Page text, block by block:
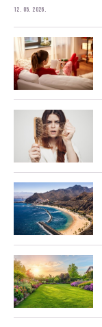
12. 05. 2026.